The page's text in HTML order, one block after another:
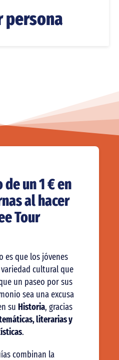
persona
un 1 € en
al hacer
Tour
es que los jóvenes
cultural que
un paseo por sus
sea una excusa
su Historia, gracias
literarias y
.
combinan la